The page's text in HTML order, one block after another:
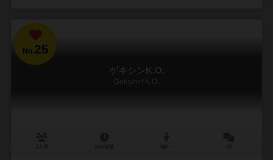
No.25
ゲキシンK.O.
Gekishin K.O.